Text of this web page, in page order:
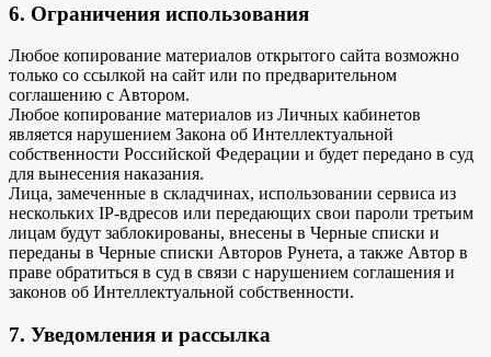
6. Ограничения использования
Любое копирование материалов открытого сайта возможно
только со ссылкой на сайт или по предварительном
соглашению с Автором.
Любое копирование материалов из Личных кабинетов
является нарушением Закона об Интеллектуальной
собственности Российской Федерации и будет передано в суд
для вынесения наказания.
Лица, замеченные в складчинах, использовании сервиса из
нескольких IP-вдресов или передающих свои пароли третьим
лицам будут заблокированы, внесены в Черные списки и
переданы в Черные списки Авторов Рунета, а также Автор в
праве обратиться в суд в связи с нарушением соглашения и
законов об Интеллектуальной собственности.
7. Уведомления и рассылка